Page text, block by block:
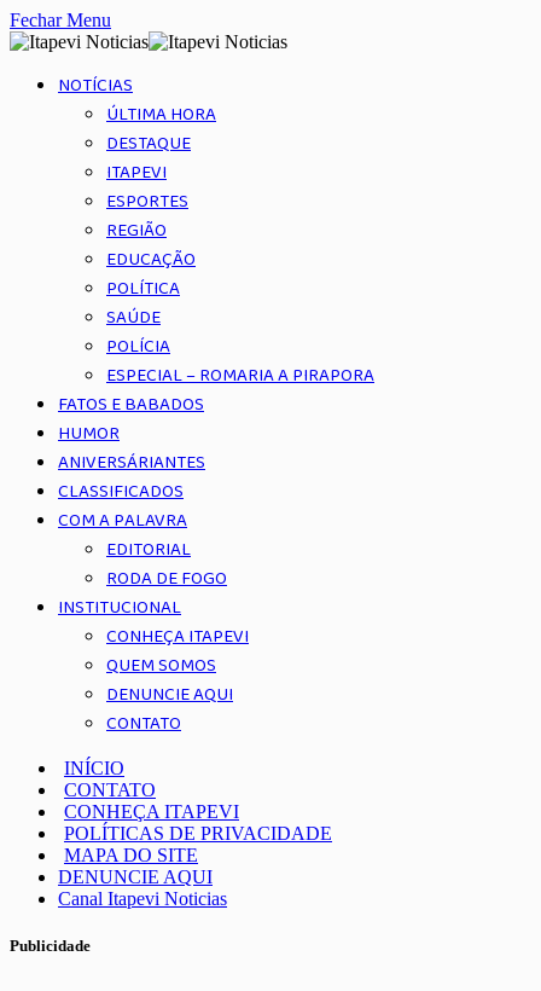
Fechar Menu
NOTÍCIAS
ÚLTIMA HORA
DESTAQUE
ITAPEVI
ESPORTES
REGIÃO
EDUCAÇÃO
POLÍTICA
SAÚDE
POLÍCIA
ESPECIAL – ROMARIA A PIRAPORA
FATOS E BABADOS
HUMOR
ANIVERSÁRIANTES
CLASSIFICADOS
COM A PALAVRA
EDITORIAL
RODA DE FOGO
INSTITUCIONAL
CONHEÇA ITAPEVI
QUEM SOMOS
DENUNCIE AQUI
CONTATO
INÍCIO
CONTATO
CONHEÇA ITAPEVI
POLÍTICAS DE PRIVACIDADE
MAPA DO SITE
DENUNCIE AQUI
Canal Itapevi Noticias
Publicidade